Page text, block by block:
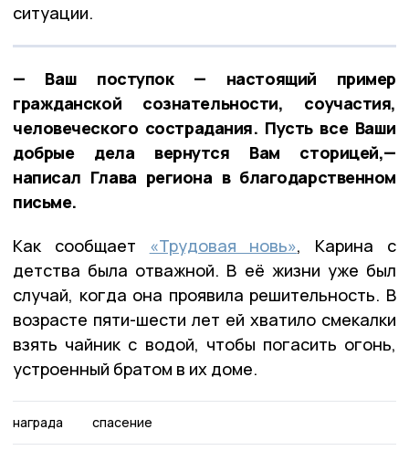
ситуации.
— Ваш поступок — настоящий пример
гражданской сознательности, соучастия,
человеческого сострадания. Пусть все Ваши
добрые дела вернутся Вам сторицей,—
написал Глава региона в благодарственном
письме.
Как сообщает «Трудовая новь», Карина с
детства была отважной. В её жизни уже был
случай, когда она проявила решительность. В
возрасте пяти-шести лет ей хватило смекалки
взять чайник с водой, чтобы погасить огонь,
устроенный братом в их доме.
награда спасение